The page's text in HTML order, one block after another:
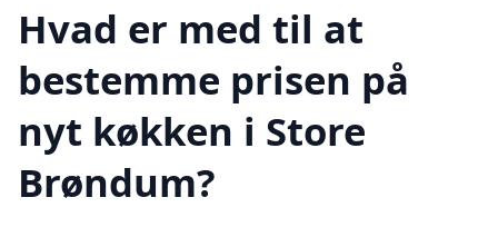
Hvad er med til at
bestemme prisen på
nyt køkken i Store
Brøndum?